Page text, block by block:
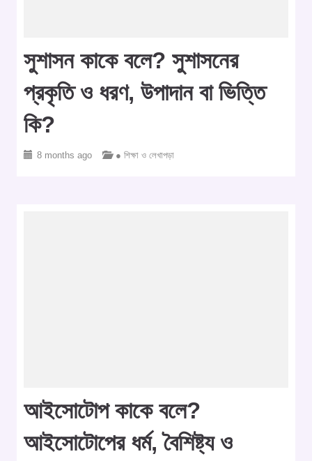
সুশাসন কাকে বলে? সুশাসনের
প্রকৃতি ও ধরণ, উপাদান বা ভিত্তি
কি?
8 months ago ● শিক্ষা ও লেখাপড়া
আইসোটোপ কাকে বলে?
আইসোটোপের ধর্ম, বৈশিষ্ট্য ও